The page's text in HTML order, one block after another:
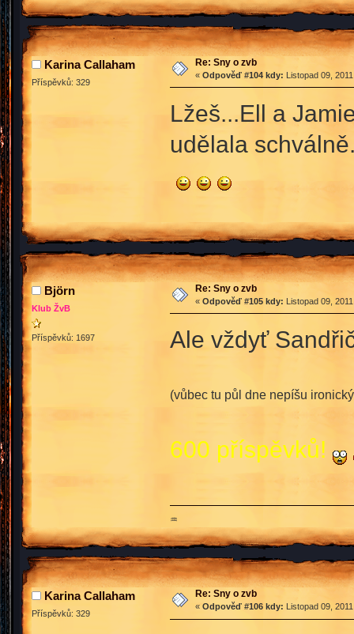
Karina Callaham
Příspěvků: 329
Re: Sny o zvb
« Odpověď #104 kdy: Listopad 09,
Lžeš...Ell a
udělala
Björn
Klub ŽvB
Příspěvků: 1697
Re: Sny o zvb
« Odpověď #105 kdy: Listopad 09,
Ale vždyť
(vůbec tu půl dne nepíšu
600 příspěvků!
♒
Karina Callaham
Příspěvků: 329
Re: Sny o zvb
« Odpověď #106 kdy: Listopad 09,